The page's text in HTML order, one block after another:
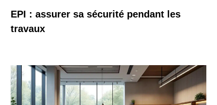
EPI : assurer sa sécurité pendant les
travaux